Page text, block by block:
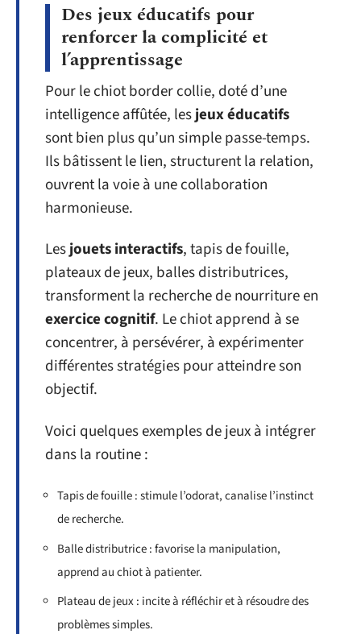
Des jeux éducatifs pour
renforcer la complicité et
l’apprentissage
Pour le chiot border collie, doté d’une
intelligence affûtée, lesjeux éducatifs
sont bien plus qu’un simple passe-temps.
Ils bâtissent le lien, structurent la relation,
ouvrent la voie à une collaboration
harmonieuse.
Lesjouets interactifs, tapis de fouille,
plateaux de jeux, balles distributrices,
transforment la recherche de nourriture en
exercice cognitif. Le chiot apprend à se
concentrer, à persévérer, à expérimenter
différentes stratégies pour atteindre son
objectif.
Voici quelques exemples de jeux à intégrer
dans la routine :
Tapis de fouille : stimule l’odorat, canalise l’instinct
de recherche.
Balle distributrice : favorise la manipulation,
apprend au chiot à patienter.
Plateau de jeux : incite à réfléchir et à résoudre des
problèmes simples.